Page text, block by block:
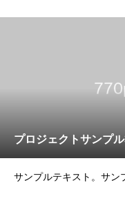
プロジェクトサンプ
サンプルテキスト。サン